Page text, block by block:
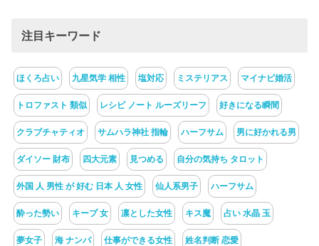
注目キーワード
ほくろ占い 九星気学 相性 塩対応 ミステリアス マイナビ婚活
トロファスト 類似 レシピ ノート ルーズリーフ 好きになる瞬間
クラブチャティオ サムハラ神社 指輪 ハーフサム 男に好かれる男
ダイソー 財布 四大元素 見つめる 自分の気持ち タロット
外国 人 男性 が 好む 日本 人 女性 仙人系男子 ハーフサム
酔った勢い キープ 女 凛とした女性 キス魔 占い 水晶 玉
夢女子 海 ナンパ 仕事ができる女性 姓名判断 恋愛